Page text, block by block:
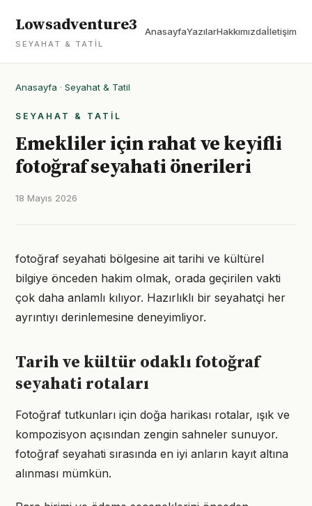
Lowsadventure3
SEYAHAT & TATIL
AnasayfaYazılarHakkımızdaİletişim
Anasayfa · Seyahat & Tatil
SEYAHAT & TATIL
Emekliler için rahat ve keyifli
fotoğraf seyahati önerileri
18 Mayıs 2026
fotoğraf seyahati bölgesine ait tarihi ve kültürel
bilgiye önceden hakim olmak, orada geçirilen vakti
çok daha anlamlı kılıyor. Hazırlıklı bir seyahatçi her
ayrıntıyı derinlemesine deneyimliyor.
Tarih ve kültür odaklı fotoğraf
seyahati rotaları
Fotoğraf tutkunları için doğa harikası rotalar, ışık ve
kompozisyon açısından zengin sahneler sunuyor.
fotoğraf seyahati sırasında en iyi anların kayıt altına
alınması mümkün.